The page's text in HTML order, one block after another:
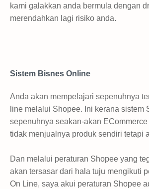
kami galakkan anda bermula dengan
merendahkan lagi risiko anda.
Sistem Bisnes Online
Anda akan mempelajari sepenuhnya
line melalui Shopee. Ini kerana sistem
sepenuhnya seakan-akan
tidak menjualnya produk sendiri tetapi
Dan melalui peraturan Shopee yang
akan tersasar dari hala tuju mengikuti
On Line, saya akui peraturan Shopee